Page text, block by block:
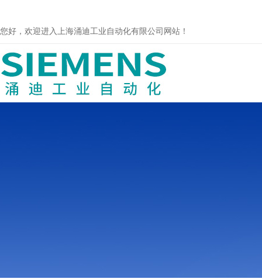
您好，欢迎进入上海涌迪工业自动化有限公司网站！